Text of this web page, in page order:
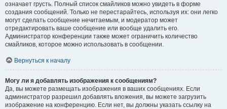
означает грусть. Полный список смайликов можно увидеть в форме
создания сообщений. Только не перестарайтесь, используя их: они легко
могут сделать сообщение нечитаемым, и модератор может
отредактировать ваше сообщение или вообще удалить его.
Администратор конференции также может ограничить количество
смайликов, которое можно использовать в сообщении.
Вернуться к началу
Могу ли я добавлять изображения к сообщениям?
Да, вы можете размещать изображения в ваших сообщениях. Если
администратор разрешил добавлять вложения, вы можете загрузить
изображение на конференцию. Если нет, вы должны указать ссылку на